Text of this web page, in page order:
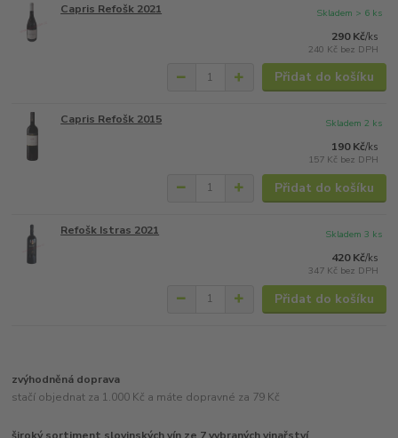
Capris Refošk 2021
290 Kč/ks
240 Kč bez DPH
Skladem > 6 ks
Přidat do košíku
Capris Refošk 2015
190 Kč/ks
157 Kč bez DPH
Skladem 2 ks
Přidat do košíku
Refošk Istras 2021
420 Kč/ks
347 Kč bez DPH
Skladem 3 ks
Přidat do košíku
zvýhodněná doprava
stačí objednat za 1.000 Kč a máte dopravné za 79 Kč